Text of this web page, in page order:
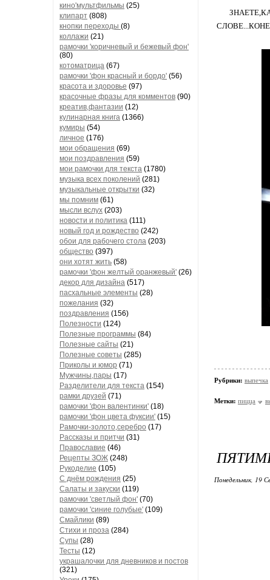
кино'мультфильмы (25)
клипарт (808)
кнопки переходы (8)
коллажи (21)
рамочки 'коричневый и бежевый фон'
(80)
котоматрица (67)
рамочки 'фон красный и бордо' (56)
красота и здоровье (97)
красочные фразы для комментов (90)
креатив,фантазии (12)
кулинарная книга (1366)
кумиры (54)
личное (176)
мои обращения (69)
мои поздравления (59)
мои рамочки для текста (1780)
музыка всех поколений (281)
музыкальные открытки (32)
мы помним (61)
мысли вслух (203)
новости и политика (111)
новый год и рождество (242)
обои для рабочего стола (203)
общество (397)
они хотят жить (58)
рамочки 'фон желтый оранжевый' (26)
декор для дизайна (517)
пасхальные элементы (28)
пожелания (32)
поздравления (156)
Полезности (124)
Полезные программы (84)
Полезные сайты (21)
Полезные советы (285)
Приколы и юмор (71)
Мужчины,пары (17)
Разделители для текста (154)
рамки друзей (71)
рамочки 'фон валентинки' (18)
рамочки 'фон цвета фуксии' (15)
Рамочки-золото,серебро (17)
Рассказы и притчи (31)
Православие (46)
Рецепты ЗОЖ (248)
Рукоделие (105)
С днём рождения (25)
Салаты и закуски (119)
рамочки 'светлый фон' (70)
рамочки 'синие голубые' (109)
Смайлики (89)
Стихи и проза (284)
Супы (28)
Тесты (12)
украшалочки для дневников и постов
(321)
Рубрики: выпечка
Метки: пицца
Понедельник, 19